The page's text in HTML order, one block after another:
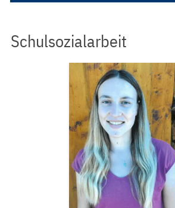
Schulsozialarbeit